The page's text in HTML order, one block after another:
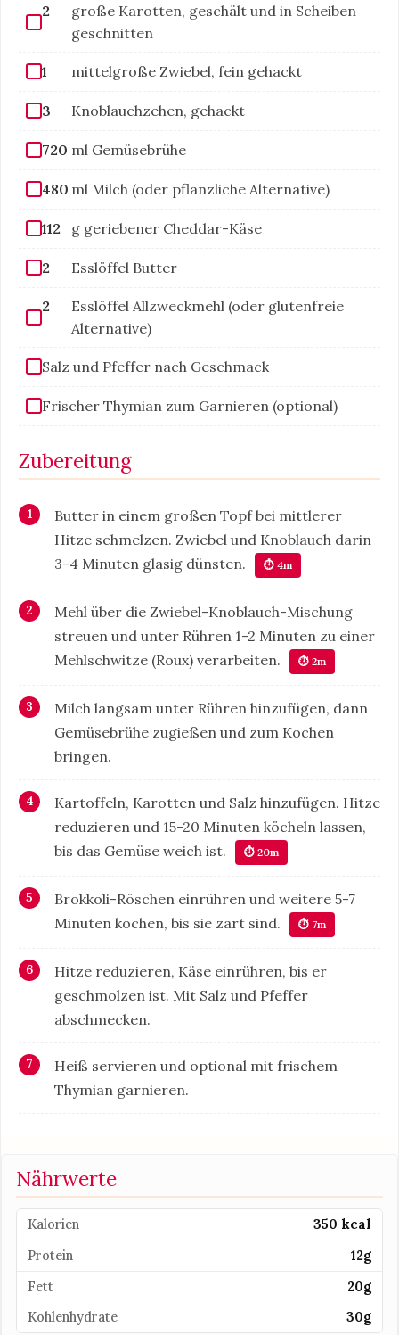
2
große Karotten, geschält und in Scheiben
geschnitten
1 mittelgroße Zwiebel, fein gehackt
3 Knoblauchzehen, gehackt
720 ml Gemüsebrühe
480 ml Milch (oder pflanzliche Alternative)
112 g geriebener Cheddar-Käse
2 Esslöffel Butter
2
Esslöffel Allzweckmehl (oder glutenfreie
Alternative)
Salz und Pfeffer nach Geschmack
Frischer Thymian zum Garnieren (optional)
Zubereitung
Butter in einem großen Topf bei mittlerer
Hitze schmelzen. Zwiebel und Knoblauch darin
3-4 Minuten glasig dünsten.
⏱ 4m
Mehl über die Zwiebel-Knoblauch-Mischung
streuen und unter Rühren 1-2 Minuten zu einer
Mehlschwitze (Roux) verarbeiten.
⏱ 2m
Milch langsam unter Rühren hinzufügen, dann
Gemüsebrühe zugießen und zum Kochen
bringen.
Kartoffeln, Karotten und Salz hinzufügen. Hitze
reduzieren und 15-20 Minuten köcheln lassen,
bis das Gemüse weich ist.
⏱ 20m
Brokkoli-Röschen einrühren und weitere 5-7
Minuten kochen, bis sie zart sind.
⏱ 7m
Hitze reduzieren, Käse einrühren, bis er
geschmolzen ist. Mit Salz und Pfeffer
abschmecken.
Heiß servieren und optional mit frischem
Thymian garnieren.
Nährwerte
Kalorien
350 kcal
Protein
12g
Fett
20g
Kohlenhydrate
30g